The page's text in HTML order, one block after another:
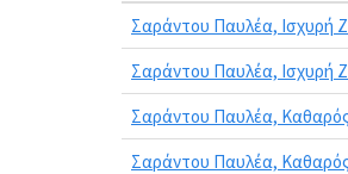
Σαράντου Παυλέα, Ισχυρή
Σαράντου Παυλέα, Ισχυρή
Σαράντου Παυλέα,
Σαράντου Παυλέα,